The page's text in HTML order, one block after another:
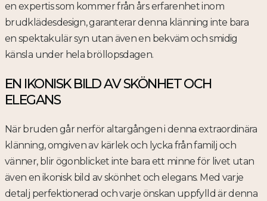
en expertis som kommer från års erfarenhet inom
brudklädesdesign, garanterar denna klänning inte bara
en spektakulär syn utan även en bekväm och smidig
känsla under hela bröllopsdagen.
EN IKONISK BILD AV SKÖNHET OCH
ELEGANS
När bruden går nerför altargången i denna extraordinära
klänning, omgiven av kärlek och lycka från familj och
vänner, blir ögonblicket inte bara ett minne för livet utan
även en ikonisk bild av skönhet och elegans. Med varje
detalj perfektionerad och varje önskan uppfylld är denna